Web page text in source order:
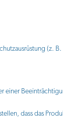
(z.
einer
dass das